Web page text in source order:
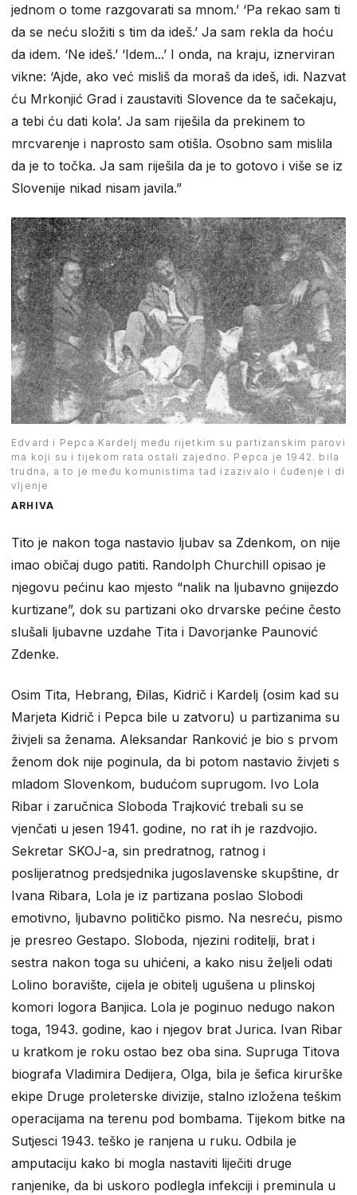
jednom o tome razgovarati sa mnom.’ ‘Pa rekao sam ti
da se neću složiti s tim da ideš.’ Ja sam rekla da hoću
da idem. ‘Ne ideš.’ ‘Idem...’ I onda, na kraju, iznerviran
vikne: ‘Ajde, ako već misliš da moraš da ideš, idi. Nazvat
ću Mrkonjić Grad i zaustaviti Slovence da te sačekaju,
a tebi ću dati kola’. Ja sam riješila da prekinem to
mrcvarenje i naprosto sam otišla. Osobno sam mislila
da je to točka. Ja sam riješila da je to gotovo i više se iz
Slovenije nikad nisam javila.”
Edvard i Pepca Kardelj među rijetkim su partizanskim parovi
ma koji su i tijekom rata ostali zajedno. Pepca je 1942. bila
trudna, a to je među komunistima tad izazivalo i čuđenje i di
vljenje
ARHIVA
Tito je nakon toga nastavio ljubav sa Zdenkom, on nije
imao običaj dugo patiti. Randolph Churchill opisao je
njegovu pećinu kao mjesto “nalik na ljubavno gnijezdo
kurtizane”, dok su partizani oko drvarske pećine često
slušali ljubavne uzdahe Tita i Davorjanke Paunović
Zdenke.
Osim Tita, Hebrang, Đilas, Kidrič i Kardelj (osim kad su
Marjeta Kidrič i Pepca bile u zatvoru) u partizanima su
živjeli sa ženama. Aleksandar Ranković je bio s prvom
ženom dok nije poginula, da bi potom nastavio živjeti s
mladom Slovenkom, budućom suprugom. Ivo Lola
Ribar i zaručnica Sloboda Trajković trebali su se
vjenčati u jesen 1941. godine, no rat ih je razdvojio.
Sekretar SKOJ-a, sin predratnog, ratnog i
poslijeratnog predsjednika jugoslavenske skupštine, dr
Ivana Ribara, Lola je iz partizana poslao Slobodi
emotivno, ljubavno političko pismo. Na nesreću, pismo
je presreo Gestapo. Sloboda, njezini roditelji, brat i
sestra nakon toga su uhićeni, a kako nisu željeli odati
Lolino boravište, cijela je obitelj ugušena u plinskoj
komori logora Banjica. Lola je poginuo nedugo nakon
toga, 1943. godine, kao i njegov brat Jurica. Ivan Ribar
u kratkom je roku ostao bez oba sina. Supruga Titova
biografa Vladimira Dedijera, Olga, bila je šefica kirurške
ekipe Druge proleterske divizije, stalno izložena teškim
operacijama na terenu pod bombama. Tijekom bitke na
Sutjesci 1943. teško je ranjena u ruku. Odbila je
amputaciju kako bi mogla nastaviti liječiti druge
ranjenike, da bi uskoro podlegla infekciji i preminula u